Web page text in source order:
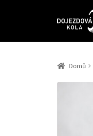
Domů